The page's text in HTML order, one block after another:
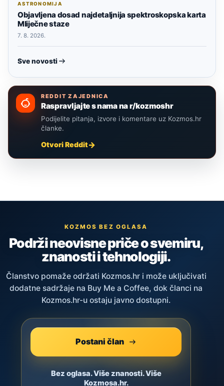
ASTRONOMIJA
Objavljena dosad najdetaljnija spektroskopska karta
Mliječne staze
7. 8. 2026.
Sve novosti
REDDIT ZAJEDNICA
Raspravljajte s nama na r/kozmoshr
Podijelite pitanja, izvore i komentare uz Kozmos.hr
članke.
Otvori Reddit
KOZMOS BEZ OGLASA
Podrži neovisne priče o svemiru,
znanosti i tehnologiji.
Članstvo pomaže održati Kozmos.hr i može uključivati
dodatne sadržaje na Buy Me a Coffee, dok članci na
Kozmos.hr-u ostaju javno dostupni.
Postani član
Bez oglasa. Više znanosti. Više
Kozmosa.hr.